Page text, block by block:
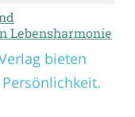
Lebensharmonie
bieten